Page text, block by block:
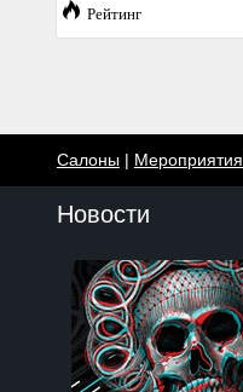
Рейтинг
Салоны | Мероприятия
Новости